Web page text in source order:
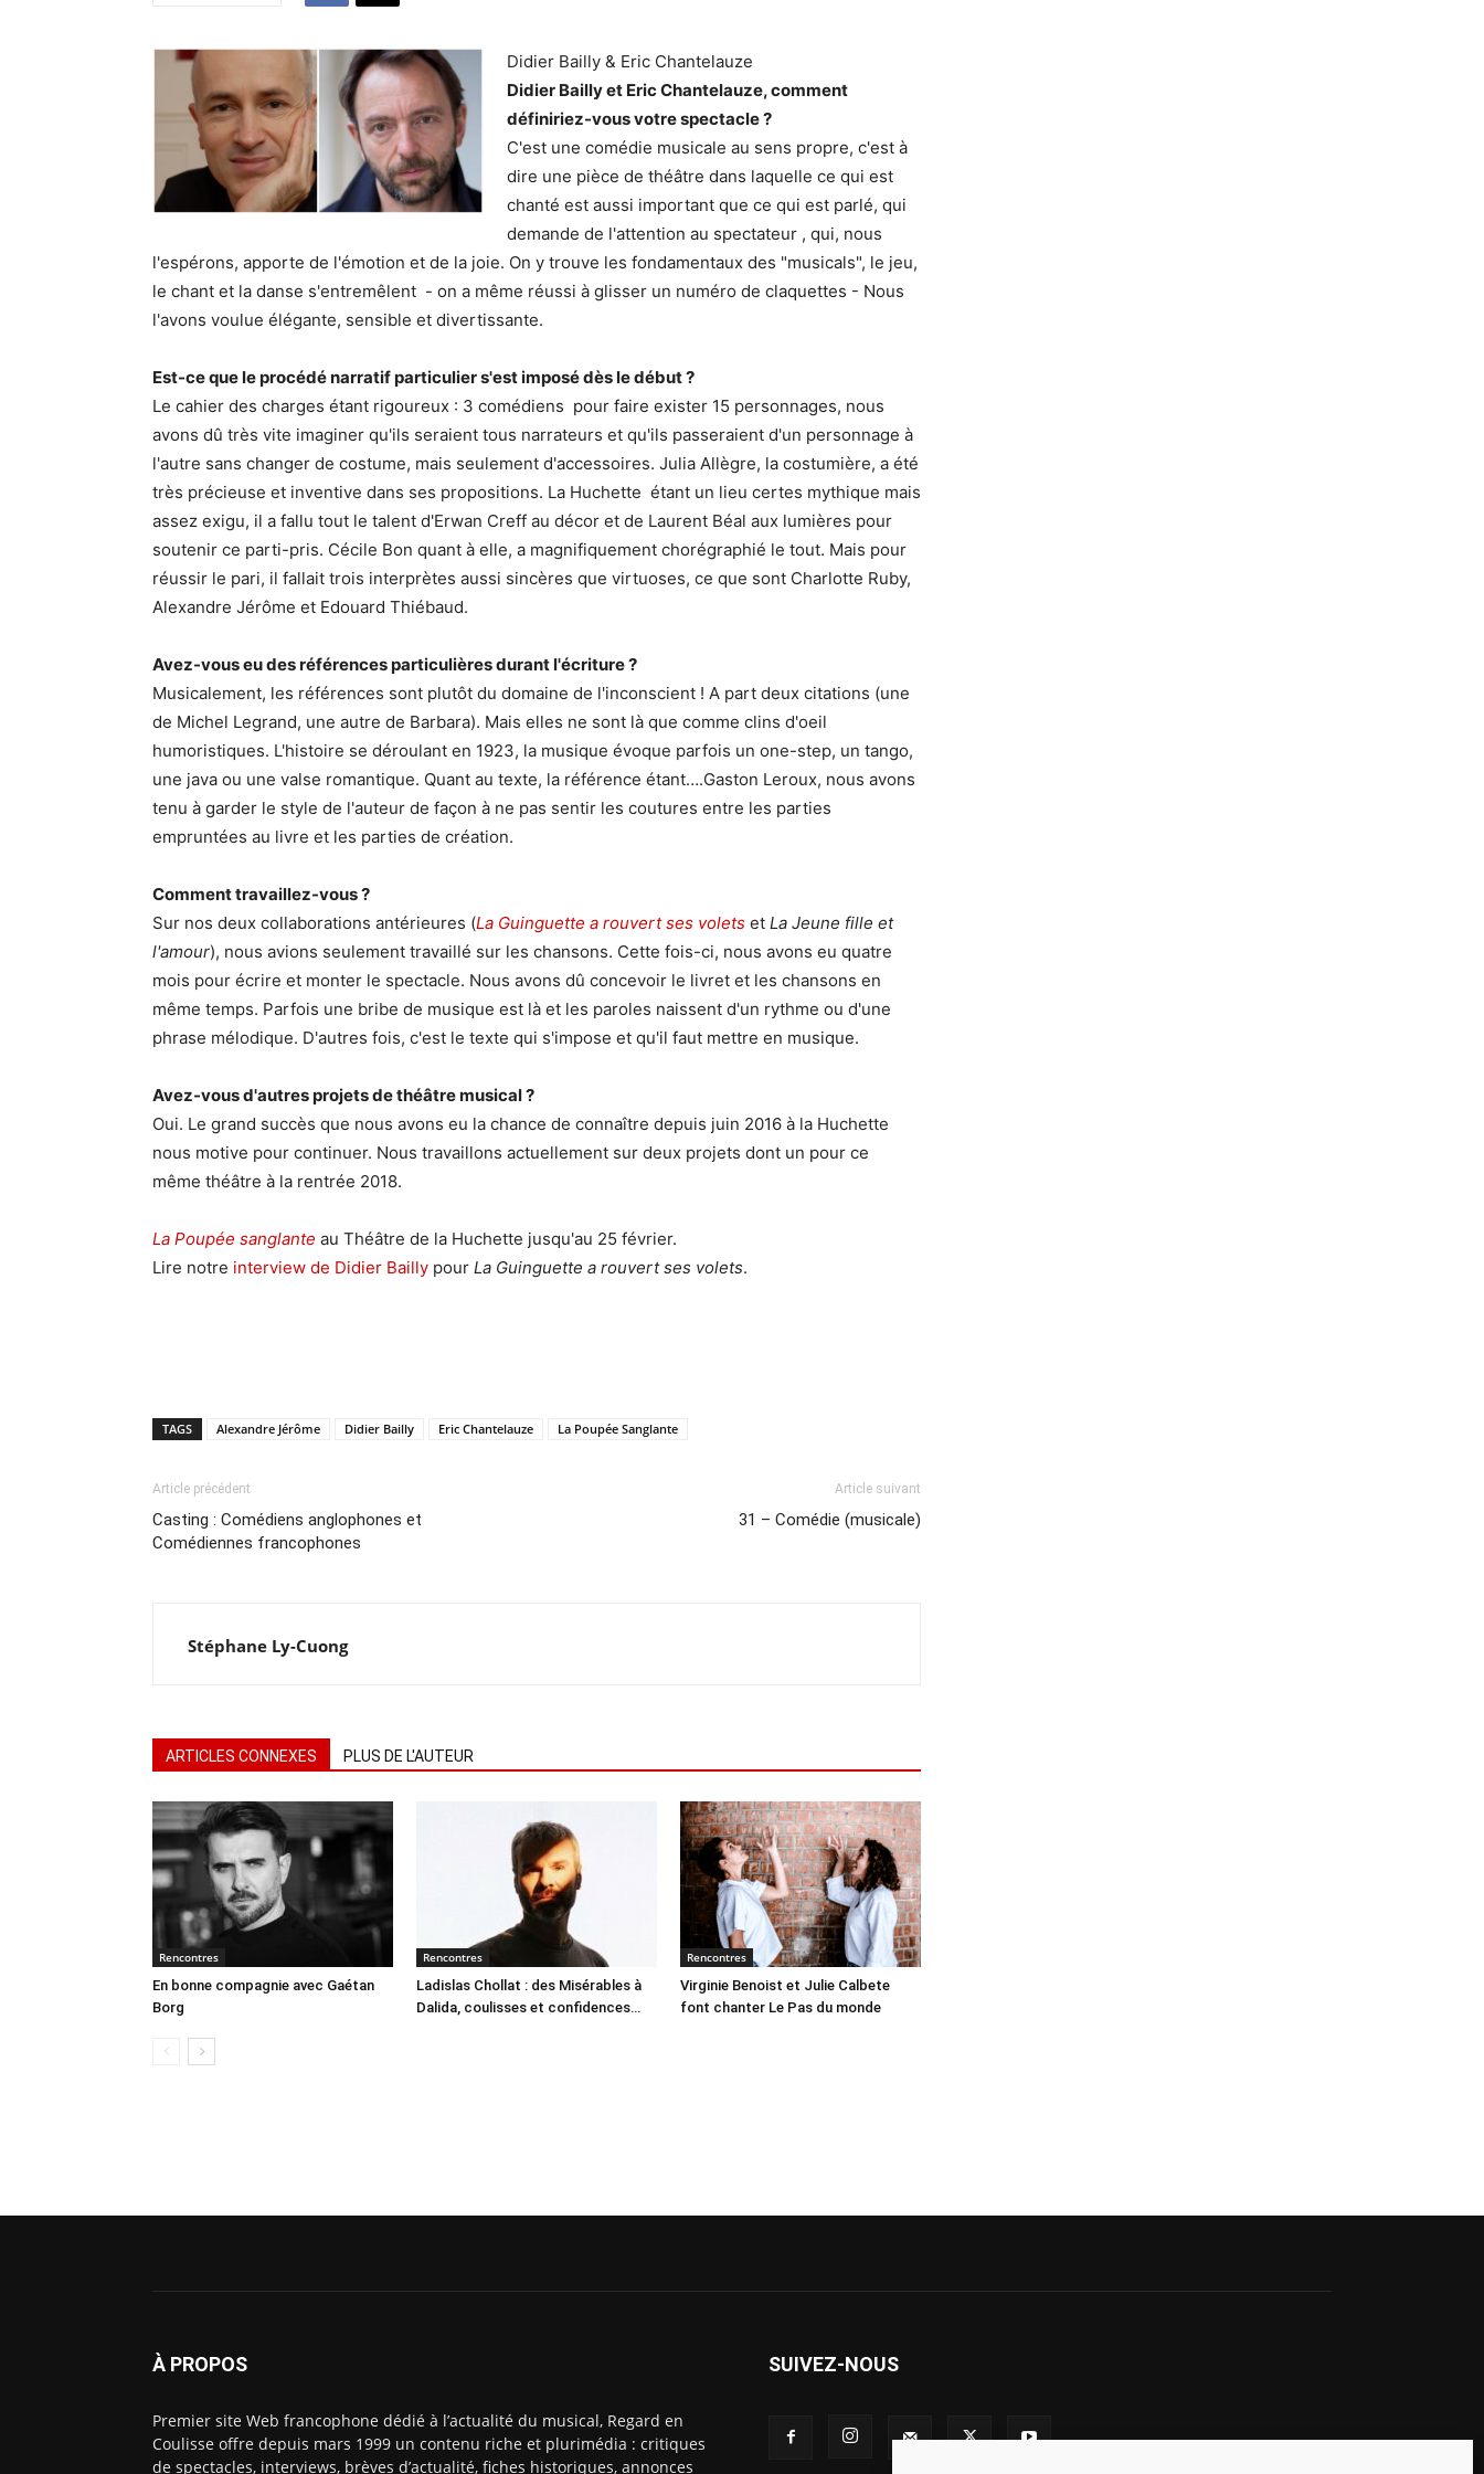
Didier Bailly & Eric Chantelauze
Didier Bailly et Eric Chantelauze, comment
définiriez-vous votre spectacle ?
C'est une comédie musicale au sens propre, c'est à
dire une pièce de théâtre dans laquelle ce qui est
chanté est aussi important que ce qui est parlé, qui
demande de l'attention au spectateur , qui, nous
l'espérons, apporte de l'émotion et de la joie. On y trouve les fondamentaux des "musicals", le jeu,
le chant et la danse s'entremêlent - on a même réussi à glisser un numéro de claquettes - Nous
l'avons voulue élégante, sensible et divertissante.
Est-ce que le procédé narratif particulier s'est imposé dès le début ?
Le cahier des charges étant rigoureux : 3 comédiens pour faire exister 15 personnages, nous
avons dû très vite imaginer qu'ils seraient tous narrateurs et qu'ils passeraient d'un personnage à
l'autre sans changer de costume, mais seulement d'accessoires. Julia Allègre, la costumière, a été
très précieuse et inventive dans ses propositions. La Huchette étant un lieu certes mythique mais
assez exigu, il a fallu tout le talent d'Erwan Creff au décor et de Laurent Béal aux lumières pour
soutenir ce parti-pris. Cécile Bon quant à elle, a magnifiquement chorégraphié le tout. Mais pour
réussir le pari, il fallait trois interprètes aussi sincères que virtuoses, ce que sont Charlotte Ruby,
Alexandre Jérôme et Edouard Thiébaud.
Avez-vous eu des références particulières durant l'écriture ?
Musicalement, les références sont plutôt du domaine de l'inconscient ! A part deux citations (une
de Michel Legrand, une autre de Barbara). Mais elles ne sont là que comme clins d'oeil
humoristiques. L'histoire se déroulant en 1923, la musique évoque parfois un one-step, un tango,
une java ou une valse romantique. Quant au texte, la référence étant….Gaston Leroux, nous avons
tenu à garder le style de l'auteur de façon à ne pas sentir les coutures entre les parties
empruntées au livre et les parties de création.
Comment travaillez-vous ?
Sur nos deux collaborations antérieures (La Guinguette a rouvert ses volets et La Jeune fille et
l'amour), nous avions seulement travaillé sur les chansons. Cette fois-ci, nous avons eu quatre
mois pour écrire et monter le spectacle. Nous avons dû concevoir le livret et les chansons en
même temps. Parfois une bribe de musique est là et les paroles naissent d'un rythme ou d'une
phrase mélodique. D'autres fois, c'est le texte qui s'impose et qu'il faut mettre en musique.
Avez-vous d'autres projets de théâtre musical ?
Oui. Le grand succès que nous avons eu la chance de connaître depuis juin 2016 à la Huchette
nous motive pour continuer. Nous travaillons actuellement sur deux projets dont un pour ce
même théâtre à la rentrée 2018.
La Poupée sanglante au Théâtre de la Huchette jusqu'au 25 février.
Lire notre interview de Didier Bailly pour La Guinguette a rouvert ses volets.
TAGS Alexandre Jérôme Didier Bailly Eric Chantelauze La Poupée Sanglante
Article précédent
Casting : Comédiens anglophones et
Comédiennes francophones
Article suivant
31 – Comédie (musicale)
Stéphane Ly-Cuong
ARTICLES CONNEXES PLUS DE L'AUTEUR
Rencontres
En bonne compagnie avec Gaétan
Borg
Rencontres
Ladislas Chollat : des Misérables à
Dalida, coulisses et confidences…
Rencontres
Virginie Benoist et Julie Calbete
font chanter Le Pas du monde
À PROPOS
Premier site Web francophone dédié à l’actualité du musical, Regard en
Coulisse offre depuis mars 1999 un contenu riche et plurimédia : critiques
de spectacles, interviews, brèves d’actualité, fiches historiques, annonces
SUIVEZ-NOUS